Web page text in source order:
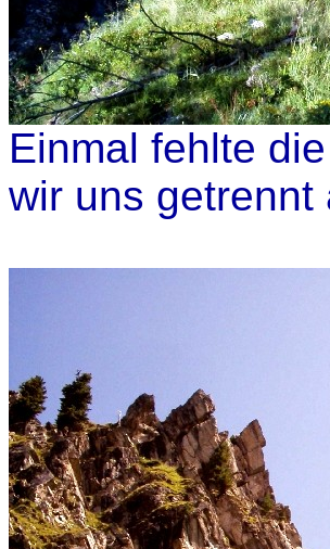
Einmal fehlte
wir uns getrennt